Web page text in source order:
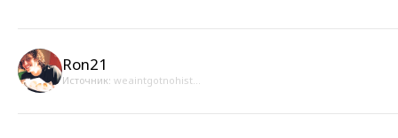
Ron21
Источник: weaintgotnohist...